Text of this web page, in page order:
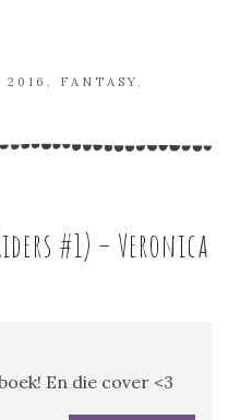
2016 FANTASY
#1) – Veronica
En die cover <3